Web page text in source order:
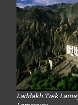
Laddakh.Trek